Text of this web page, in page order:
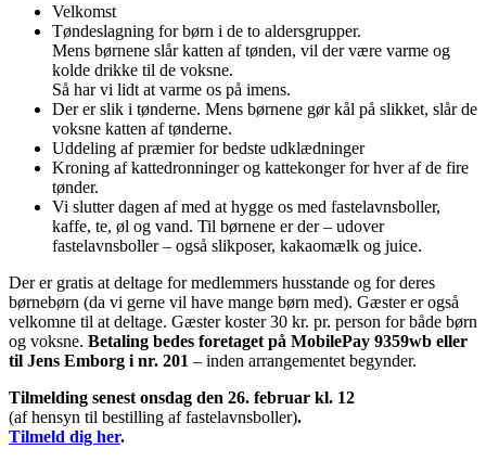
Velkomst
Tøndeslagning for børn i de to aldersgrupper.
Mens børnene slår katten af tønden, vil der være varme og
kolde drikke til de voksne.
Så har vi lidt at varme os på imens.
Der er slik i tønderne. Mens børnene gør kål på slikket, slår de
voksne katten af tønderne.
Uddeling af præmier for bedste udklædninger
Kroning af kattedronninger og kattekonger for hver af de fire
tønder.
Vi slutter dagen af med at hygge os med fastelavnsboller,
kaffe, te, øl og vand. Til børnene er der – udover
fastelavnsboller – også slikposer, kakaomælk og juice.
Der er gratis at deltage for medlemmers husstande og for deres
børnebørn (da vi gerne vil have mange børn med). Gæster er også
velkomne til at deltage. Gæster koster 30 kr. pr. person for både børn
og voksne. Betaling bedes foretaget på MobilePay 9359wb eller
til Jens Emborg i nr. 201 – inden arrangementet begynder.
Tilmelding senest onsdag den 26. februar kl. 12
(af hensyn til bestilling af fastelavnsboller).
Tilmeld dig her.